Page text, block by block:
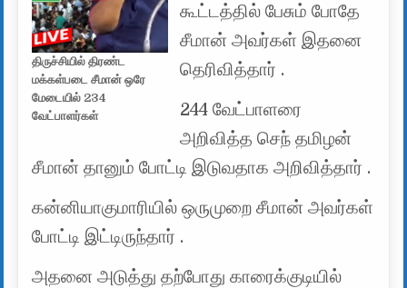
திருச்சியில் திரண்ட
மக்கள்படை சீமான் ஒரே
மேடையில் 234
வேட்பாளர்கள்
கூட்டத்தில் பேசும் போதே
சீமான் அவர்கள் இதனை
தெரிவித்தார் .
244 வேட்பாளரை
அறிவித்த செந் தமிழன்
சீமான் தானும் போட்டி இடுவதாக அறிவித்தார் .
கன்னியாகுமாரியில் ஒருமுறை சீமான் அவர்கள்
போட்டி இட்டிருந்தார் .
அதனை அடுத்து தற்போது காரைக்குடியில்